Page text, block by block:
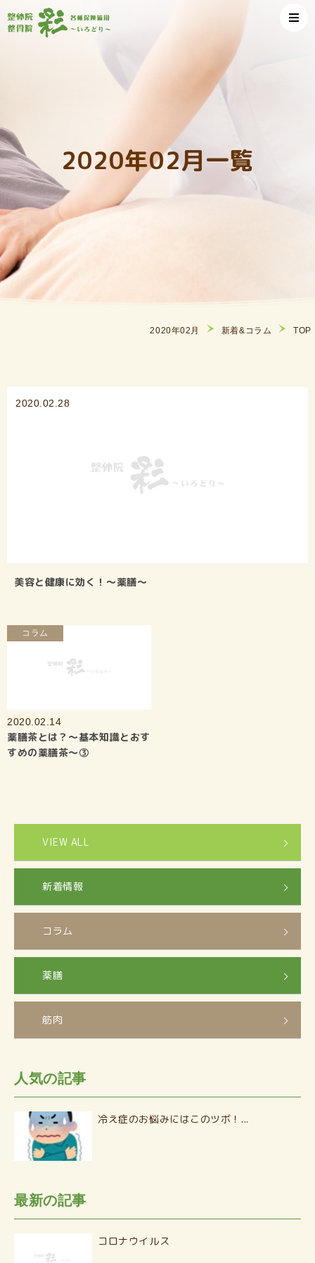
2020年02月一覧
TOP
新着&コラム
2020年02月
2020.02.28
美容と健康に効く！〜薬膳〜
2020.02.14
薬膳茶とは？〜基本知識とおす
すめの薬膳茶〜③
コラム
VIEW ALL
新着情報
コラム
薬膳
筋肉
人気の記事
冷え症のお悩みにはこのツボ！...
最新の記事
コロナウイルス